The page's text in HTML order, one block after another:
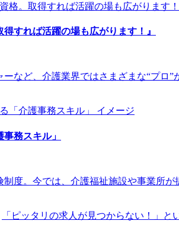
すれば活躍の場も広がります！』
など、介護業界ではさまざまな“プロ
務スキル」
制度。今では、介護福祉施設や事業所
「ピッタリの求人が見つからない！」と